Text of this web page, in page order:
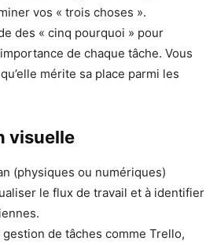
vos « trois choses ».
des « cinq pourquoi » pour
de chaque tâche. Vous
mérite sa place parmi les
visuelle
(physiques ou numériques)
le flux de travail et à identifier
de tâches comme Trello,